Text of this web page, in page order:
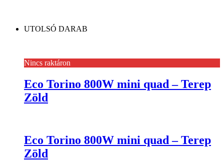
UTOLSÓ DARAB
Nincs raktáron
Eco Torino 800W mini quad – Terep
Zöld
Eco Torino 800W mini quad – Terep
Zöld